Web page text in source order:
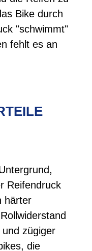
Bike durch
"schwimmt"
fehlt es an
Reifendruck
härter
zügiger
die